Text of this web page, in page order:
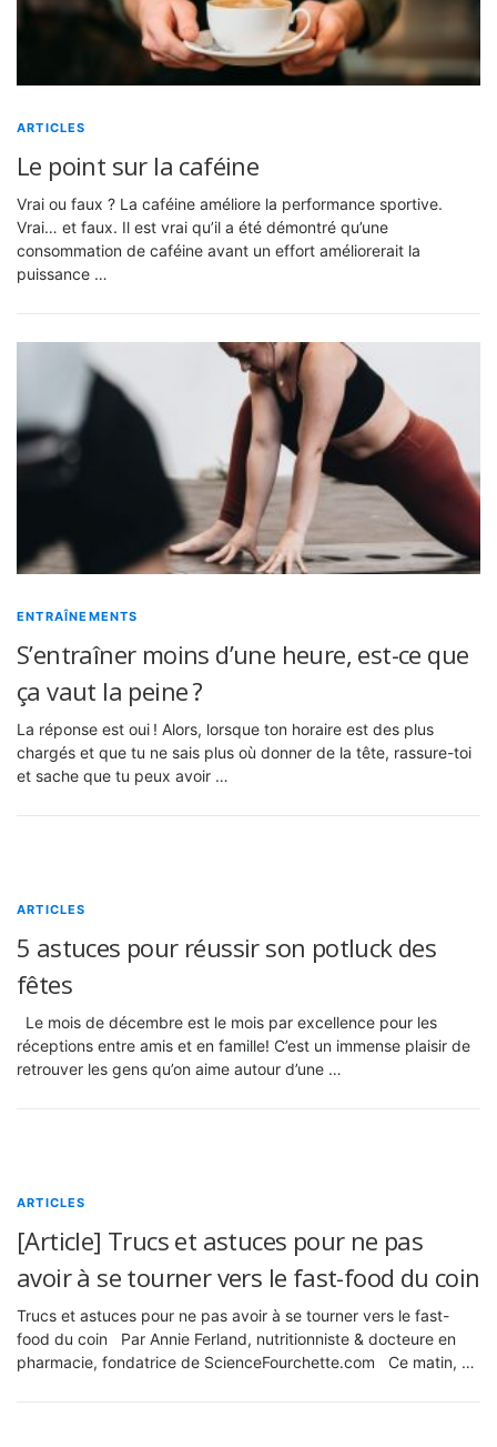
ARTICLES
Le point sur la caféine
Vrai ou faux ? La caféine améliore la performance sportive.
Vrai… et faux. Il est vrai qu’il a été démontré qu’une
consommation de caféine avant un effort améliorerait la
puissance …
ENTRAÎNEMENTS
S’entraîner moins d’une heure, est-ce que
ça vaut la peine ?
La réponse est oui ! Alors, lorsque ton horaire est des plus
chargés et que tu ne sais plus où donner de la tête, rassure-toi
et sache que tu peux avoir …
ARTICLES
5 astuces pour réussir son potluck des
fêtes
Le mois de décembre est le mois par excellence pour les
réceptions entre amis et en famille! C’est un immense plaisir de
retrouver les gens qu’on aime autour d’une …
ARTICLES
[Article] Trucs et astuces pour ne pas
avoir à se tourner vers le fast-food du coin
Trucs et astuces pour ne pas avoir à se tourner vers le fast-
food du coin Par Annie Ferland, nutritionniste & docteure en
pharmacie, fondatrice de ScienceFourchette.com Ce matin, …